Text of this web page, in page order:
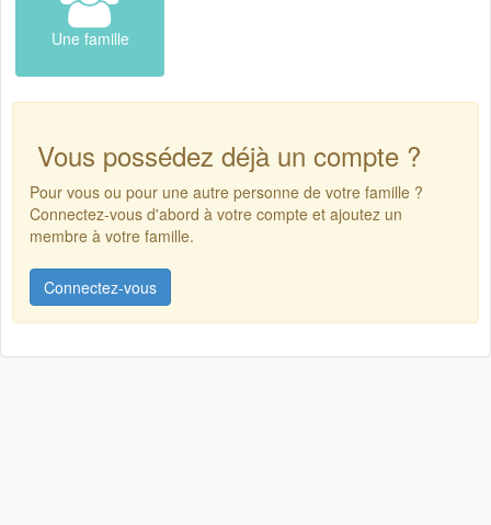
Une famille
Vous possédez déjà un compte ?
Pour vous ou pour une autre personne de votre famille ?
Connectez-vous d'abord à votre compte et ajoutez un
membre à votre famille.
Connectez-vous